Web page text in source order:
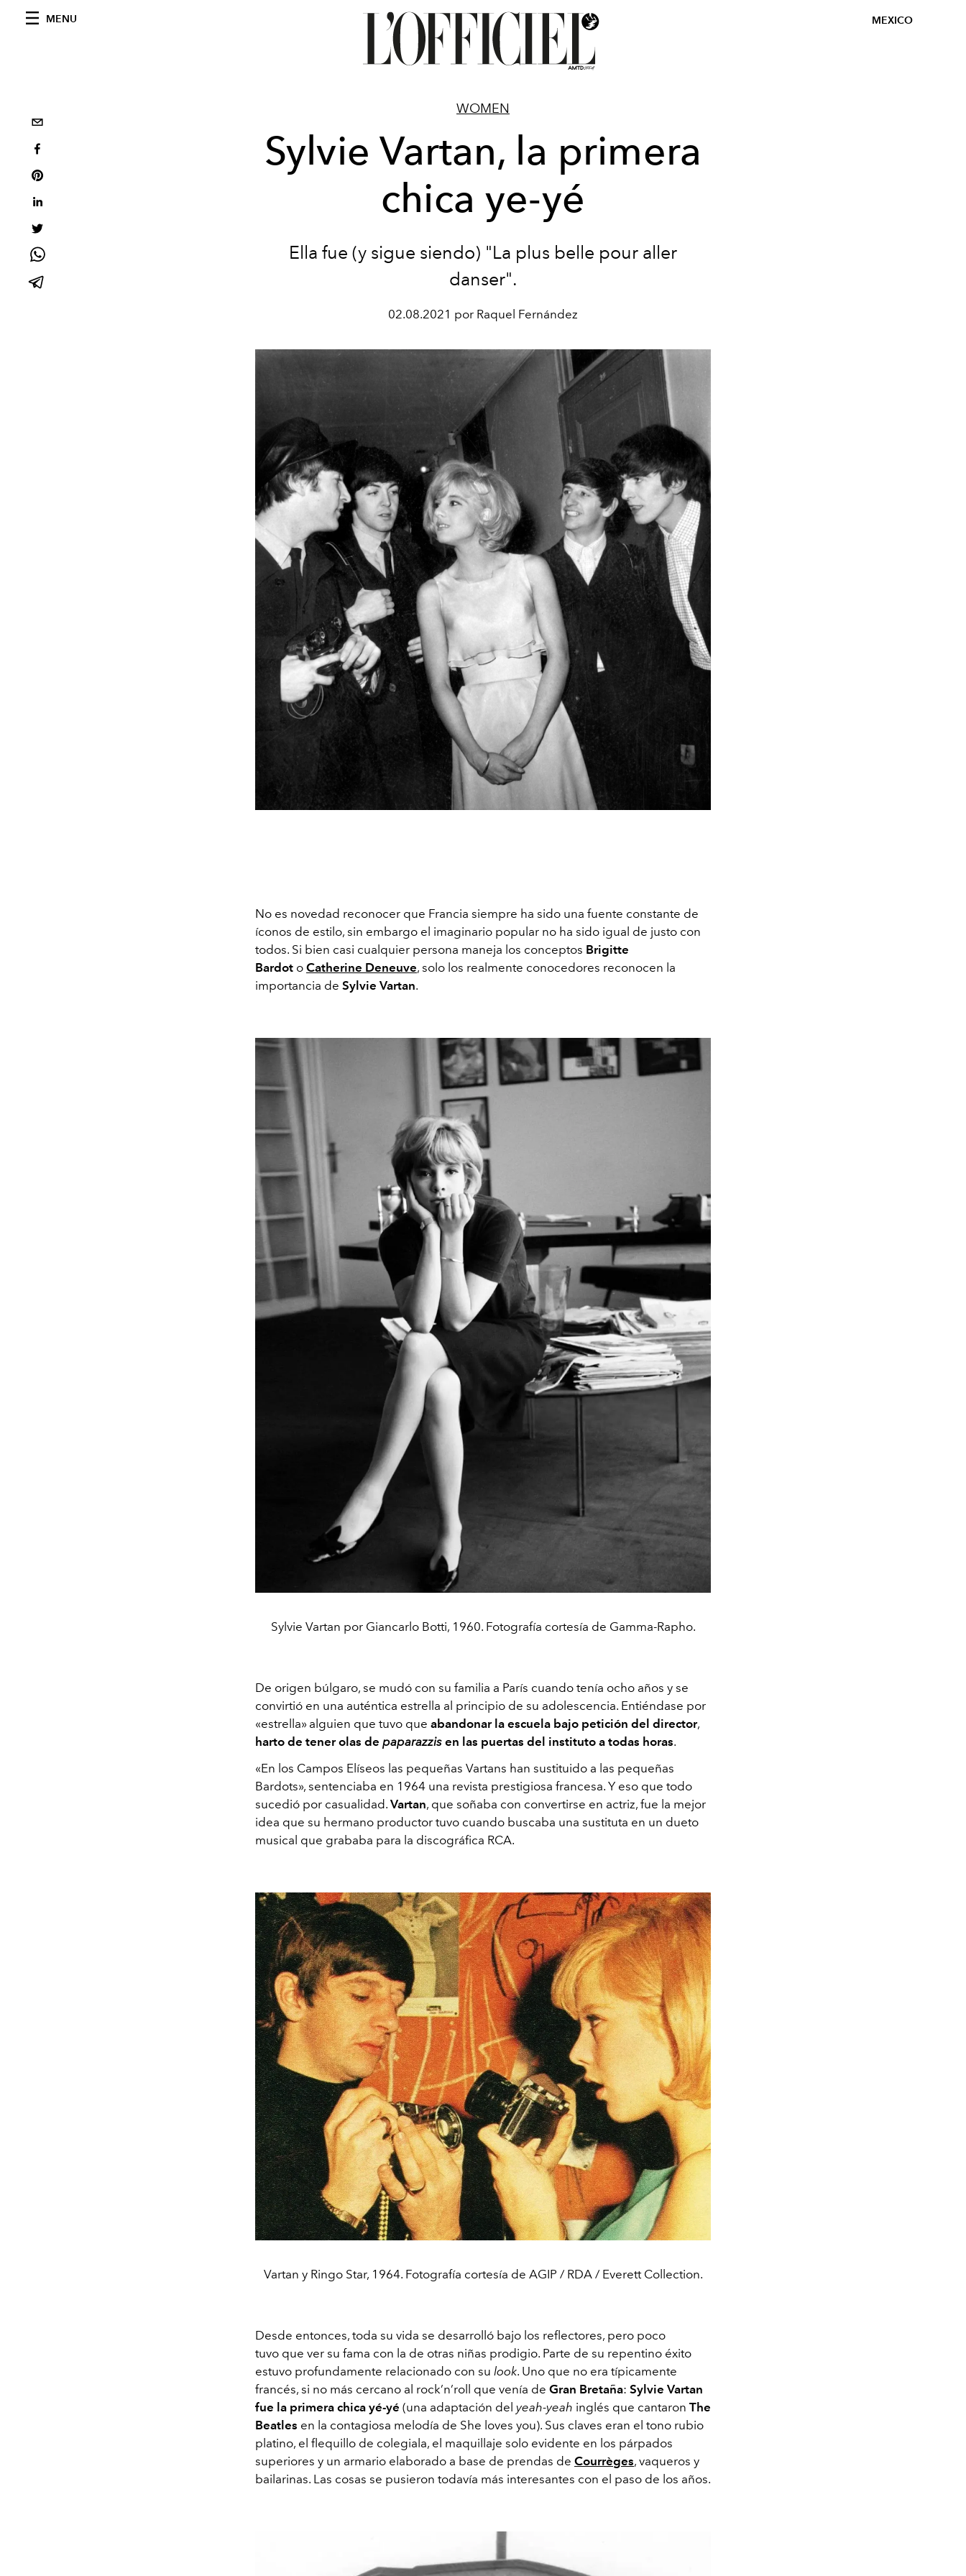
MENU MEXICO
WOMEN
Sylvie Vartan, la primera
chica ye-yé
Ella fue (y sigue siendo) "La plus belle pour aller
danser".
02.08.2021 por Raquel Fernández
No es novedad reconocer que Francia siempre ha sido una fuente constante de
íconos de estilo, sin embargo el imaginario popular no ha sido igual de justo con
todos. Si bien casi cualquier persona maneja los conceptos Brigitte
Bardot o Catherine Deneuve, solo los realmente conocedores reconocen la
importancia de Sylvie Vartan.
Sylvie Vartan por Giancarlo Botti, 1960. Fotografía cortesía de Gamma-Rapho.
De origen búlgaro, se mudó con su familia a París cuando tenía ocho años y se
convirtió en una auténtica estrella al principio de su adolescencia. Entiéndase por
«estrella» alguien que tuvo que abandonar la escuela bajo petición del director,
harto de tener olas de paparazzis en las puertas del instituto a todas horas.
«En los Campos Elíseos las pequeñas Vartans han sustituido a las pequeñas
Bardots», sentenciaba en 1964 una revista prestigiosa francesa. Y eso que todo
sucedió por casualidad. Vartan, que soñaba con convertirse en actriz, fue la mejor
idea que su hermano productor tuvo cuando buscaba una sustituta en un dueto
musical que grababa para la discográfica RCA.
Vartan y Ringo Star, 1964. Fotografía cortesía de AGIP / RDA / Everett Collection.
Desde entonces, toda su vida se desarrolló bajo los reflectores, pero poco
tuvo que ver su fama con la de otras niñas prodigio. Parte de su repentino éxito
estuvo profundamente relacionado con su look. Uno que no era típicamente
francés, si no más cercano al rock’n’roll que venía de Gran Bretaña: Sylvie Vartan
fue la primera chica yé-yé (una adaptación del yeah-yeah inglés que cantaron The
Beatles en la contagiosa melodía de She loves you). Sus claves eran el tono rubio
platino, el flequillo de colegiala, el maquillaje solo evidente en los párpados
superiores y un armario elaborado a base de prendas de Courrèges, vaqueros y
bailarinas. Las cosas se pusieron todavía más interesantes con el paso de los años.